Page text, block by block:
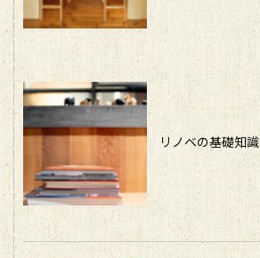
リノベの基礎知識